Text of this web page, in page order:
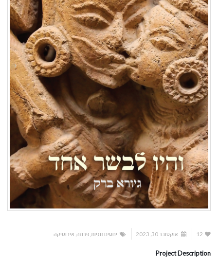
12 אוקטובר 30, 2023 יחסים זוגיות ,פרוזה אירוטיקה
Project Description